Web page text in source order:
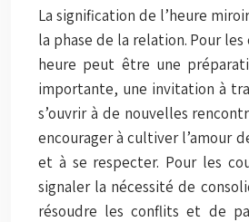
La signification de l’heure
la phase de la relation. Pour
heure peut être une
importante, une invitation à
s’ouvrir à de nouvelles
encourager à cultiver l’amour
et à se respecter. Pour les
signaler la nécessité de
résoudre les conflits et de